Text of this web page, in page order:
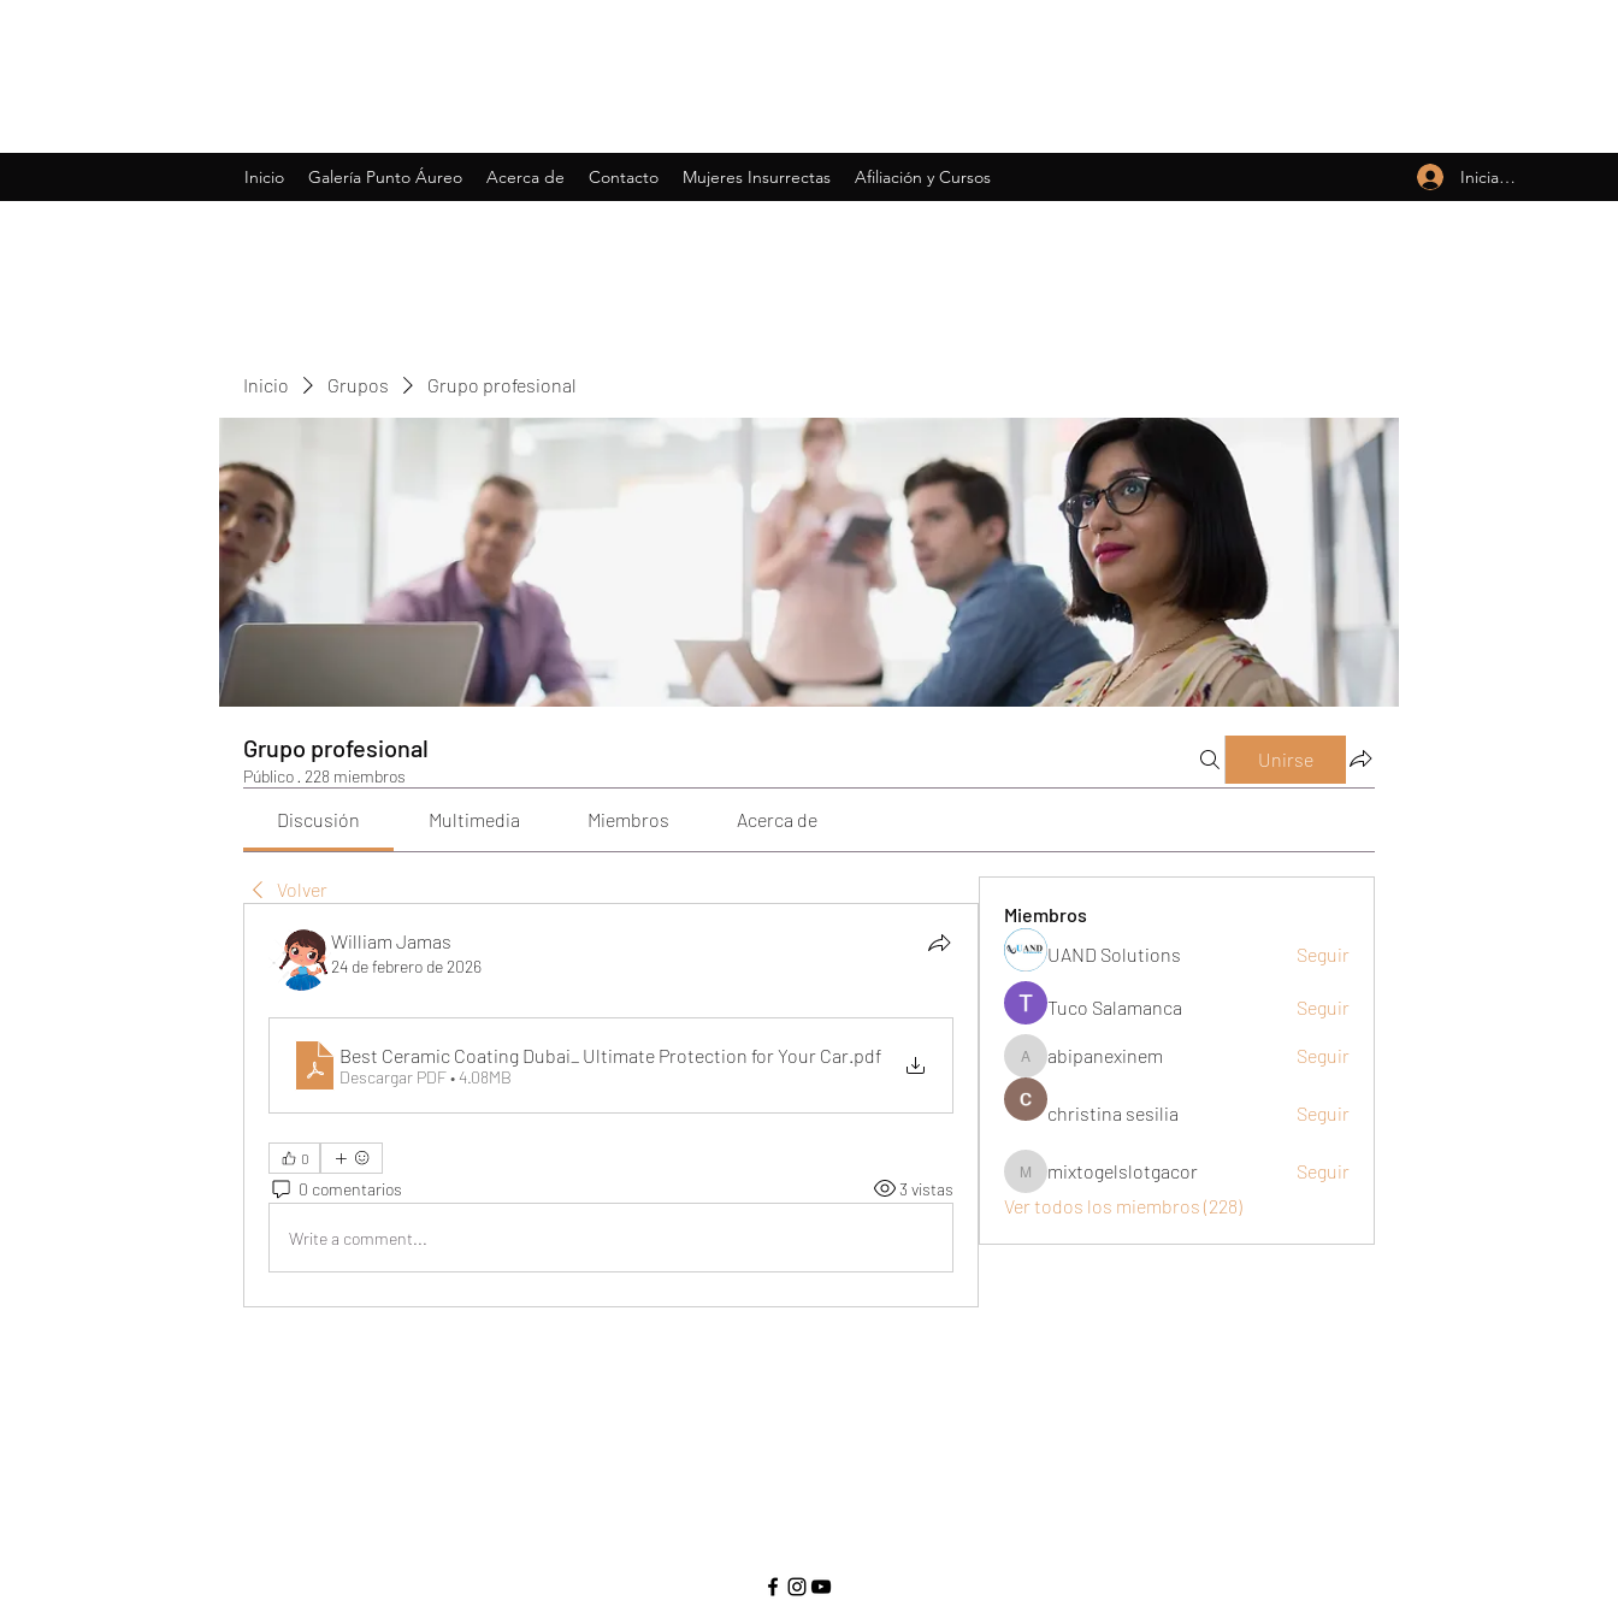
Inicio Galería Punto Áureo Acerca de Contacto Mujeres Insurrectas Afiliación y Cursos Iniciar sesión
Inicio Grupos Grupo profesional
Grupo profesional
Público · 228 miembros
Unirse
Discusión Multimedia Miembros Acerca de
Volver
William Jamas
24 de febrero de 2026
Best Ceramic Coating Dubai_ Ultimate Protection for Your Car .pdf
Descargar PDF • 4.08MB
0
0 comentarios 3 vistas
Write a comment...
Miembros
UAND Solutions
Seguir
Tuco Salamanca Seguir
abipanexinem
abipanexinem Seguir
christina sesilia Seguir
mixtogelslotgacor
mixtogelslotgacor
Seguir
Ver todos los miembros (228)